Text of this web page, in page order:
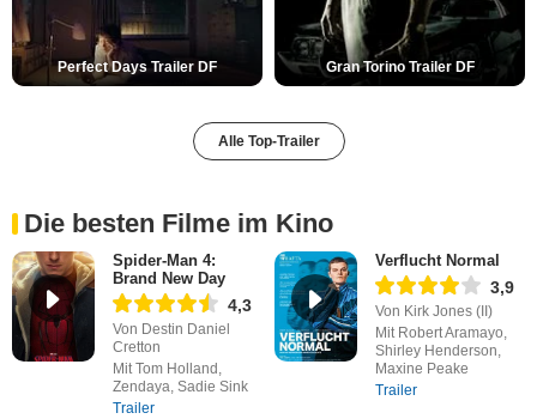
Perfect Days Trailer DF Gran Torino Trailer DF
Alle Top-Trailer
Die besten Filme im Kino
Spider-Man 4:
Brand New Day
4,3
Von Destin Daniel
Cretton
Mit Tom Holland,
Zendaya, Sadie Sink
Trailer
Verflucht Normal
3,9
Von Kirk Jones (II)
Mit Robert Aramayo,
Shirley Henderson,
Maxine Peake
Trailer